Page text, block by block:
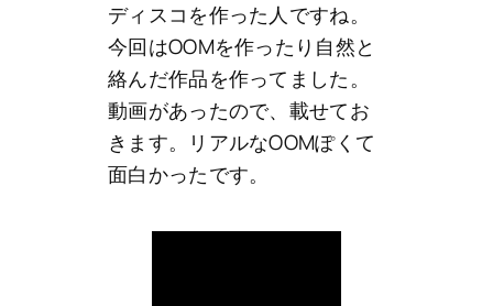
ディスコを作った人ですね。
今回はOOMを作ったり自然と
絡んだ作品を作ってました。
動画があったので、載せてお
きます。リアルなOOMぽくて
面白かったです。